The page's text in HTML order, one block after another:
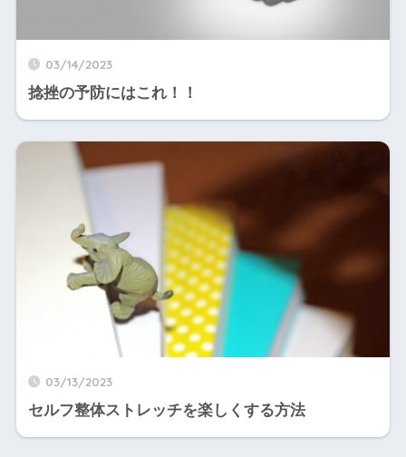
03/14/2023
捻挫の予防にはこれ！！
03/13/2023
セルフ整体ストレッチを楽しくする方法